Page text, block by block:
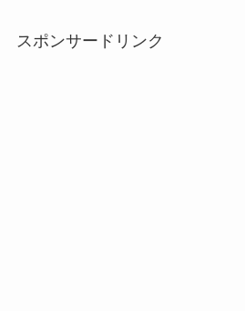
スポンサードリンク